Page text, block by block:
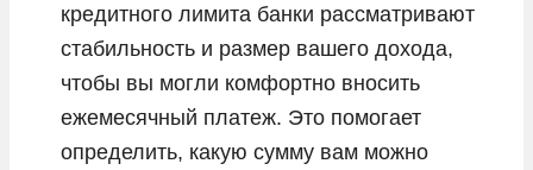
Toyota
Volkswagen
Volvo
Vortex
кредитного лимита банки рассматривают
стабильность и размер вашего дохода,
чтобы вы могли комфортно вносить
ежемесячный платеж. Это помогает
определить, какую сумму вам можно